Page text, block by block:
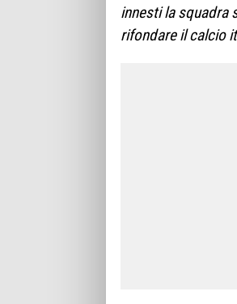
innesti la squadra
rifondare il calcio